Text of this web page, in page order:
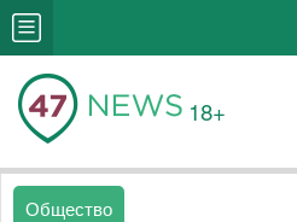
18+
Общество